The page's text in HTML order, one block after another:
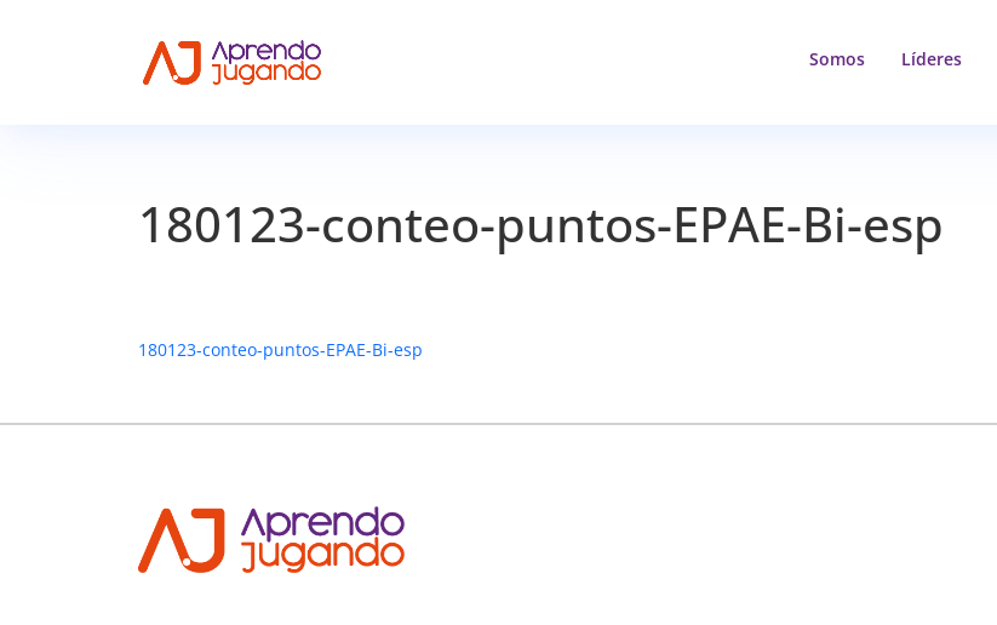
Somos Líderes
180123-conteo-puntos-EPAE-Bi-esp
180123-conteo-puntos-EPAE-Bi-esp